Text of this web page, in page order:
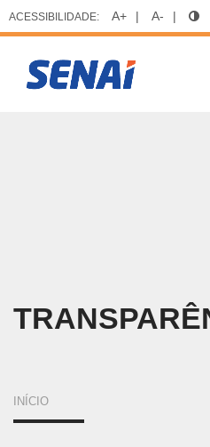
ACESSIBILIDADE: A+ | A- |
VOCÊ
INÍCIO